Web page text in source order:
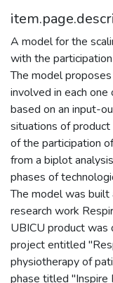
A model for the
with the
The model
involved in each
based on an input-
situations of
of the participation
from a biplot
phases of
The model was
research work
UBICU product was
project entitled
physiotherapy of
phase titled "Inspire